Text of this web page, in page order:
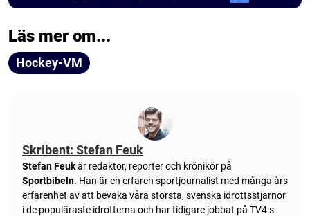
Läs mer om...
Hockey-VM
Skribent: Stefan Feuk
Stefan Feukär redaktör, reporter och krönikör på
Sportbibeln. Han är en erfaren sportjournalist med många års
erfarenhet av att bevaka våra största, svenska idrottsstjärnor
i de populäraste idrotterna och har tidigare jobbat på TV4:s